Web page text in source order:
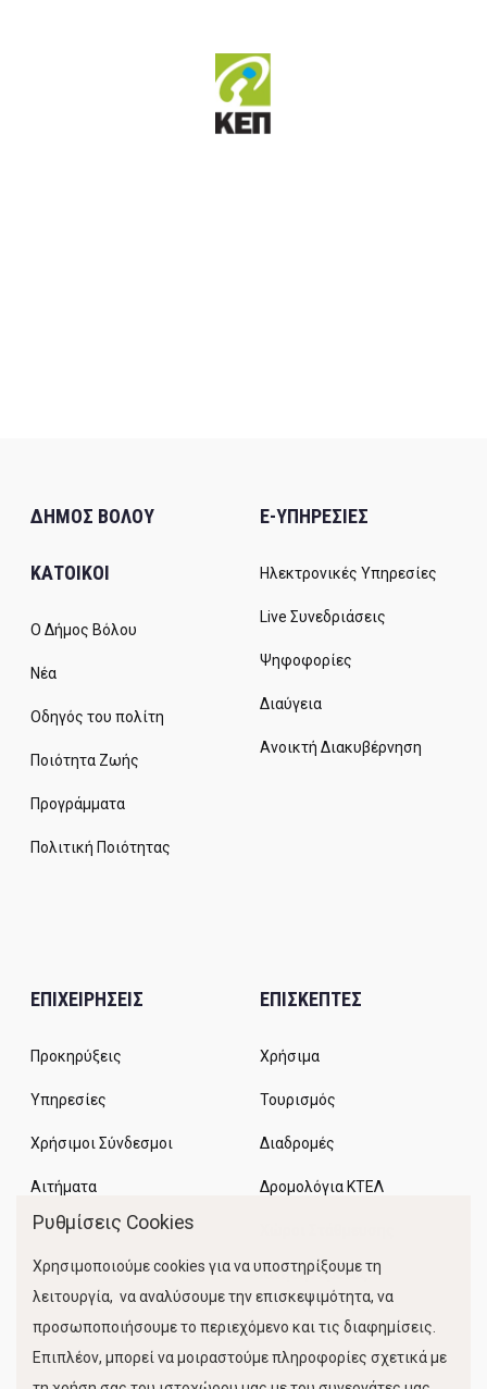
ΔΗΜΟΣ ΒΟΛΟΥ
ΚΑΤΟΙΚΟΙ
Ο Δήμος Βόλου
Νέα
Οδηγός του πολίτη
Ποιότητα Ζωής
Προγράμματα
Πολιτική Ποιότητας
E-ΥΠΗΡΕΣΙΕΣ
Ηλεκτρονικές Υπηρεσίες
Live Συνεδριάσεις
Ψηφοφορίες
Διαύγεια
Ανοικτή Διακυβέρνηση
ΕΠΙΧΕΙΡΗΣΕΙΣ
Προκηρύξεις
Υπηρεσίες
Χρήσιμοι Σύνδεσμοι
Αιτήματα
ΕΠΙΣΚΕΠΤΕΣ
Χρήσιμα
Τουρισμός
Διαδρομές
Δρομολόγια ΚΤΕΛ
Κίνηση Λιμένος
Ρυθμίσεις Cookies
Χρησιμοποιούμε cookies για να υποστηρίξουμε τη
λειτουργία, να αναλύσουμε την επισκεψιμότητα, να
προσωποποιήσουμε το περιεχόμενο και τις διαφημίσεις.
Επιπλέον, μπορεί να μοιραστούμε πληροφορίες σχετικά με